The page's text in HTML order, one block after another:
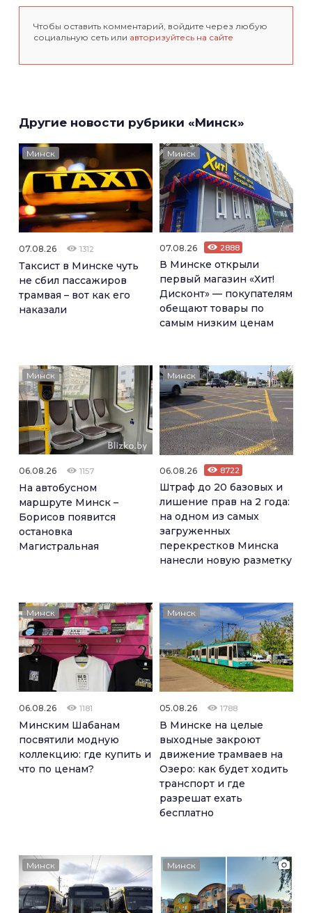
Чтобы оставить комментарий, войдите через любую
социальную сеть или авторизуйтесь на сайте
Другие новости рубрики «Минск»
Минск
07.08.26 1312
Таксист в Минске чуть
не сбил пассажиров
трамвая – вот как его
наказали
Минск
07.08.26 2888
В Минске открыли
первый магазин «Хит!
Дисконт» — покупателям
обещают товары по
самым низким ценам
Минск
06.08.26 1157
На автобусном
маршруте Минск –
Борисов появится
остановка
Магистральная
Минск
06.08.26 8722
Штраф до 20 базовых и
лишение прав на 2 года:
на одном из самых
загруженных
перекрестков Минска
нанесли новую разметку
Минск
06.08.26 1181
Минским Шабанам
посвятили модную
коллекцию: где купить и
что по ценам?
Минск
05.08.26 1788
В Минске на целые
выходные закроют
движение трамваев на
Озеро: как будет ходить
транспорт и где
разрешат ехать
бесплатно
Минск Минск